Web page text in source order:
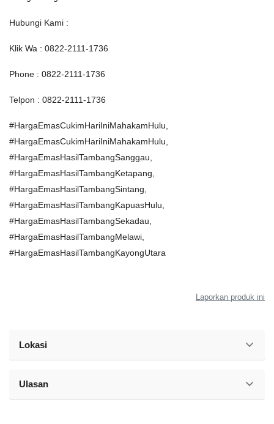
Hubungi Kami :
Klik Wa : 0822-2111-1736
Phone : 0822-2111-1736
Telpon : 0822-2111-1736
#HargaEmasCukimHariIniMahakamHulu,
#HargaEmasCukimHariIniMahakamHulu,
#HargaEmasHasilTambangSanggau,
#HargaEmasHasilTambangKetapang,
#HargaEmasHasilTambangSintang,
#HargaEmasHasilTambangKapuasHulu,
#HargaEmasHasilTambangSekadau,
#HargaEmasHasilTambangMelawi,
#HargaEmasHasilTambangKayongUtara
Laporkan produk ini
Lokasi
Ulasan